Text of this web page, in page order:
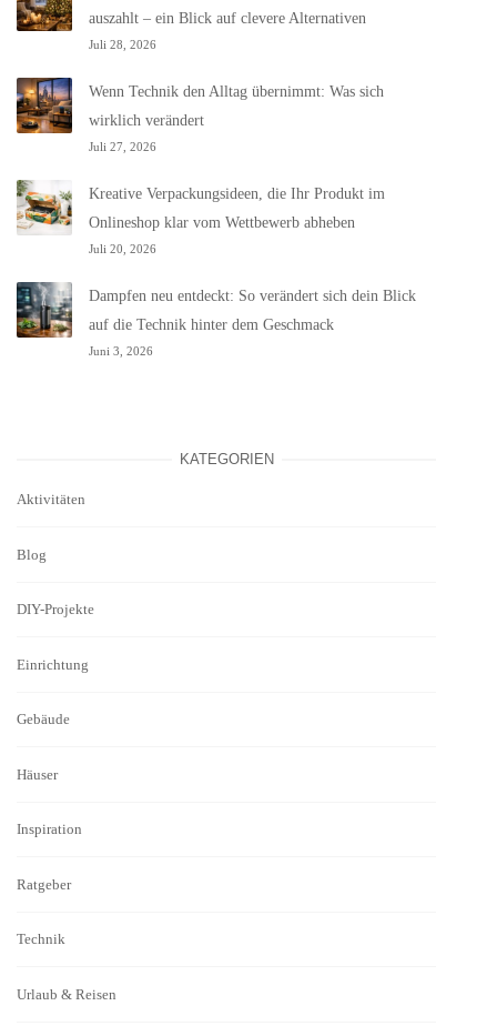
auszahlt – ein Blick auf clevere Alternativen
Juli 28, 2026
Wenn Technik den Alltag übernimmt: Was sich
wirklich verändert
Juli 27, 2026
Kreative Verpackungsideen, die Ihr Produkt im
Onlineshop klar vom Wettbewerb abheben
Juli 20, 2026
Dampfen neu entdeckt: So verändert sich dein Blick
auf die Technik hinter dem Geschmack
Juni 3, 2026
KATEGORIEN
Aktivitäten
Blog
DIY-Projekte
Einrichtung
Gebäude
Häuser
Inspiration
Ratgeber
Technik
Urlaub & Reisen